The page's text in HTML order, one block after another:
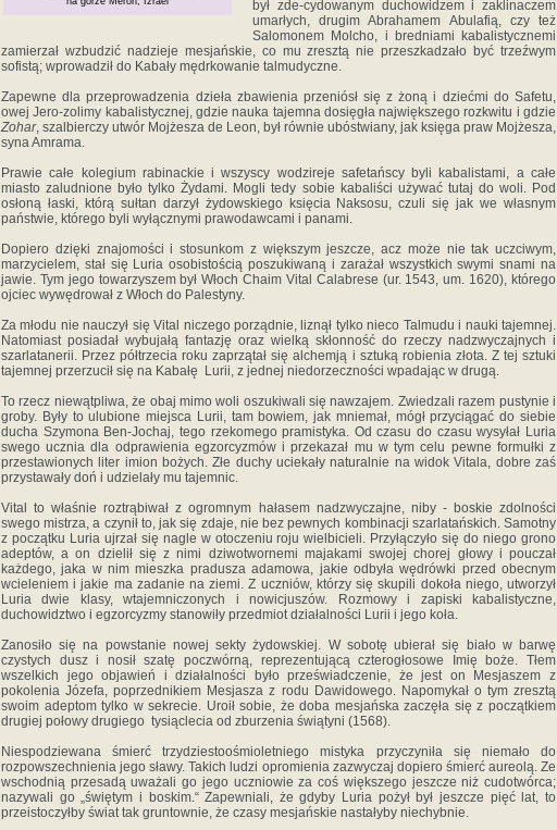
‎był‎ ‎zde-cydowanym‎ ‎duchowidzem‎ ‎i‎ ‎zaklinaczem‎
‎umarłych,‎ ‎drugim‎ ‎Abrahamem‎ ‎Abulafią, czy‎ ‎też‎
‎Salomonem‎ ‎Molcho,‎ ‎i‎ ‎bredniami‎ ‎kabalistycznemi‎
‎zamierzał‎ ‎wzbudzić‎ ‎nadzieje‎ ‎mesjańskie,‎ ‎co‎ ‎mu‎ ‎zresztą‎ ‎nie‎ ‎przeszkadzało‎ ‎być‎ ‎trzeźwym‎
‎sofistą;‎ ‎wprowadził‎ ‎do‎ ‎Kabały‎ ‎mędrkowanie talmudyczne.
Zapewne‎ ‎dla‎ ‎przeprowadzenia‎ ‎dzieła‎ ‎zbawienia‎ ‎przeniósł się‎ ‎z‎ ‎żoną‎ ‎i‎ ‎dziećmi‎ ‎do‎ ‎Safetu,‎
‎owej‎ ‎Jero-zolimy‎ ‎kabalistycznej, gdzie‎ ‎nauka‎ ‎tajemna‎ ‎dosięgła‎ ‎największego‎ ‎rozkwitu‎ ‎i‎ ‎gdzie
Zohar,‎ ‎szalbierczy‎ ‎utwór‎ ‎Mojżesza‎ ‎de‎ ‎Leon,‎ ‎był‎ ‎równie‎ ‎ubóstwiany,‎ ‎jak‎ ‎księga‎ ‎praw‎ ‎Mojżesza,‎
‎syna‎ ‎Amrama.‎ ‎
Prawie‎ ‎całe‎ ‎kolegium‎ ‎rabinackie‎ ‎i‎ ‎wszyscy‎ ‎wodzireje‎ ‎safetańscy‎ ‎byli‎ ‎kabalistami, a‎ ‎całe‎
‎miasto‎ ‎zaludnione‎ ‎było‎ ‎tylko‎ ‎Żydami.‎ ‎Mogli‎ ‎tedy‎ ‎sobie kabaliści‎ ‎używać‎ ‎tutaj‎ ‎do‎ ‎woli.‎ ‎Pod‎
‎osłoną‎ ‎łaski,‎ ‎którą‎ ‎sułtan darzył‎ ‎żydowskiego‎ ‎księcia‎ ‎Naksosu,‎ ‎czuli‎ ‎się‎ ‎jak‎ ‎we‎ ‎własnym
państwie,‎ ‎którego‎ ‎byli‎ ‎wyłącznymi‎ ‎prawodawcami‎ ‎i‎ ‎panami.
Dopiero‎ ‎dzięki‎ ‎znajomości‎ ‎i‎ ‎stosunkom‎ ‎z‎ ‎większym‎ ‎jeszcze,‎ ‎acz może‎ ‎nie‎ ‎tak‎ ‎uczciwym,‎
‎marzycielem,‎ ‎stał‎ ‎się‎ ‎Luria‎ ‎osobistością poszukiwaną‎ ‎i‎ ‎zarażał‎ ‎wszystkich‎ ‎swymi‎ ‎snami‎ ‎na‎
‎jawie.‎ ‎Tym jego‎ ‎towarzyszem‎ ‎był‎ ‎Włoch‎ ‎Chaim‎ ‎Vital‎ ‎Calabrese‎ ‎(ur.‎ ‎1543, um.‎ ‎1620),‎ ‎którego‎
‎ojciec‎ ‎wywędrował‎ ‎z‎ ‎Włoch‎ ‎do‎ ‎Palestyny.
Za‎ ‎młodu‎ ‎nie‎ ‎nauczył‎ ‎się‎ ‎Vital‎ ‎niczego‎ ‎porządnie,‎ ‎liznął‎ ‎tylko nieco‎ ‎Talmudu‎ ‎i‎ ‎nauki‎ ‎tajemnej.‎
‎Natomiast‎ ‎posiadał‎ ‎wybujałą fantazję‎ ‎oraz‎ ‎wielką‎ ‎skłonność‎ ‎do‎ ‎rzeczy‎ ‎nadzwyczajnych‎ ‎i‎
‎szarlatanerii.‎ ‎Przez‎ ‎półtrzecia‎ ‎roku‎ ‎zaprzątał‎ ‎się‎ ‎alchemją‎ ‎i‎ ‎sztuką‎ ‎robienia‎ ‎złota.‎ ‎Z‎ ‎tej‎ ‎sztuki‎
‎tajemnej‎ ‎przerzucił‎ ‎się‎ ‎na‎ ‎Kabałę‎ ‎ Lurii,‎ ‎z‎ ‎jednej‎ ‎niedorzeczności‎ ‎wpadając‎ ‎w‎ ‎drugą.‎ ‎
To‎ ‎rzecz‎ ‎niewątpliwa,‎ ‎że‎ ‎obaj‎ ‎mimo woli‎ ‎oszukiwali‎ ‎się‎ ‎nawzajem.‎ ‎Zwiedzali‎ ‎razem‎ ‎pustynie‎ ‎i‎
‎groby.‎ ‎Były‎ ‎to‎ ‎ulubione‎ ‎miejsca‎ ‎Lurii,‎ ‎tam bowiem,‎ ‎jak‎ ‎mniemał,‎ ‎mógł‎ ‎przyciągać‎ ‎do‎ ‎siebie‎
‎ducha‎ ‎Szymona‎ ‎Ben-Jochaj,‎ ‎tego‎ ‎rzekomego‎ ‎pramistyka.‎ ‎Od‎ ‎czasu‎ ‎do czasu‎ ‎wysyłał‎ ‎Luria‎
‎swego‎ ‎ucznia‎ ‎dla‎ ‎odprawienia‎ ‎egzorcyzmów i‎ ‎przekazał‎ ‎mu‎ ‎w‎ ‎tym‎ ‎celu‎ ‎pewne‎ ‎formułki‎ ‎z‎
‎przestawionych liter‎ ‎imion‎ ‎bożych.‎ ‎Złe‎ ‎duchy‎ ‎uciekały‎ ‎naturalnie‎ ‎na‎ ‎widok Vitala,‎ ‎dobre‎ ‎zaś‎
‎przystawały‎ ‎doń‎ ‎i‎ ‎udzielały‎ ‎mu‎ ‎tajemnic.
Vital‎ ‎to‎ ‎właśnie‎ ‎roztrąbiwał‎ ‎z‎ ‎ogromnym‎ ‎hałasem‎ ‎nadzwyczajne,‎ ‎niby‎ ‎-‎ ‎boskie‎ ‎zdolności‎
‎swego‎ ‎mistrza,‎ ‎a‎ ‎czynił‎ ‎to, jak‎ ‎się‎ ‎zdaje,‎ ‎nie‎ ‎bez‎ ‎pewnych‎ ‎kombinacji‎ ‎szarlatańskich.‎ ‎Samotny‎
‎z‎ ‎początku‎ ‎Luria‎ ‎ujrzał‎ ‎się‎ ‎nagle‎ ‎w‎ ‎otoczeniu‎ ‎roju‎ ‎wielbicieli.‎ ‎Przyłączyło‎ ‎się‎ ‎do‎ ‎niego‎ ‎grono‎
‎adeptów,‎ ‎a‎ ‎on‎ ‎dzielił‎ ‎się z‎ ‎nimi‎ ‎dziwotwornemi‎ ‎majakami‎ ‎swojej‎ ‎chorej‎ ‎głowy‎ ‎i‎ ‎pouczał
każdego,‎ ‎jaka‎ ‎w‎ ‎nim‎ ‎mieszka‎ ‎pradusza‎ ‎adamowa,‎ ‎jakie‎ ‎odbyła wędrówki‎ ‎przed‎ ‎obecnym‎
‎wcieleniem‎ ‎i‎ ‎jakie‎ ‎ma‎ ‎zadanie‎ ‎na‎ ‎ziemi.‎ ‎Z‎ ‎uczniów,‎ ‎którzy‎ ‎się‎ ‎skupili‎ ‎dokoła‎ ‎niego,‎ ‎utworzył‎
‎Luria dwie‎ ‎klasy,‎ ‎wtajemniczonych‎ ‎i‎ ‎nowicjuszów.‎ ‎Rozmowy‎ ‎i‎ ‎zapiski kabalistyczne,‎
‎duchowidztwo‎ ‎i‎ ‎egzorcyzmy‎ ‎stanowiły‎ ‎przedmiot działalności‎ ‎Lurii‎ ‎i‎ ‎jego‎ ‎koła.
Zanosiło‎ ‎się‎ ‎na‎ ‎powstanie‎ ‎nowej‎ ‎sekty‎ ‎żydowskiej.‎ ‎W‎ ‎sobotę‎ ‎ubierał‎ ‎się‎ ‎biało‎ ‎w‎ ‎barwę‎
‎czystych‎ ‎dusz‎ ‎i‎ ‎nosił‎ ‎szatę‎ ‎poczwórną,‎ ‎reprezentującą‎ ‎czterogłosowe‎ ‎Imię‎ ‎boże.‎ ‎Tłem‎
‎wszelkich‎ ‎jego‎ ‎objawień‎ ‎i‎ ‎działalności‎ ‎było‎ ‎przeświadczenie,‎ ‎że jest‎ ‎on‎ ‎Mesjaszem‎ ‎z‎
‎pokolenia‎ ‎Józefa,‎ ‎poprzednikiem‎ ‎Mesjasza z‎ ‎rodu‎ ‎Dawidowego.‎ ‎Napomykał‎ ‎o‎ ‎tym‎ ‎zresztą‎
‎swoim‎ ‎adeptom tylko‎ ‎w‎ ‎sekrecie.‎ ‎Uroił‎ ‎sobie,‎ ‎że‎ ‎doba‎ ‎mesjańska‎ ‎zaczęła‎ ‎się‎ ‎z początkiem‎
‎drugiej‎ ‎połow‎y‎ ‎drugiego‎ ‎ tysiąclecia‎ ‎od‎ ‎zburzenia świątyni‎ ‎(1568).
Niespodziewana‎ ‎śmierć‎ ‎trzydziestoośmioletniego‎ ‎mistyka przyczyniła‎ ‎się‎ ‎niemało‎ ‎do‎
‎rozpowszechnienia‎ ‎jego‎ ‎sławy.‎ ‎Takich‎ ‎ludzi‎ ‎opromienia‎ ‎zazwyczaj‎ ‎dopiero‎ ‎śmierć‎ ‎aureolą.‎ ‎Ze
wschodnią‎ ‎przesadą‎ ‎uważali‎ ‎go‎ ‎jego‎ ‎uczniowie‎ ‎za‎ ‎coś‎ ‎większego jeszcze‎ ‎niż‎ ‎cudotwórca;‎
‎nazyw‎‎ali‎ ‎go‎ ‎„świętym‎ ‎i‎ ‎boskim.“‎ ‎Zapewniali,‎ ‎że‎ ‎gdyby‎ ‎Luria‎ ‎pożył‎ ‎był‎ ‎jeszcze‎ ‎pięć‎ ‎lat,‎ ‎to‎
‎przeistoczyłby świat‎ ‎tak‎ ‎gruntownie,‎ ‎że‎ ‎czasy‎ ‎mesjańskie‎ ‎nastałyby‎ ‎niechybnie.